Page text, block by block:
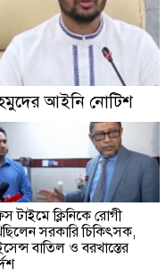
আইনি নোটিশ
টাইমে ক্লিনিকে রোগী
সরকারি চিকিৎসক,
বাতিল ও বরখাস্তের